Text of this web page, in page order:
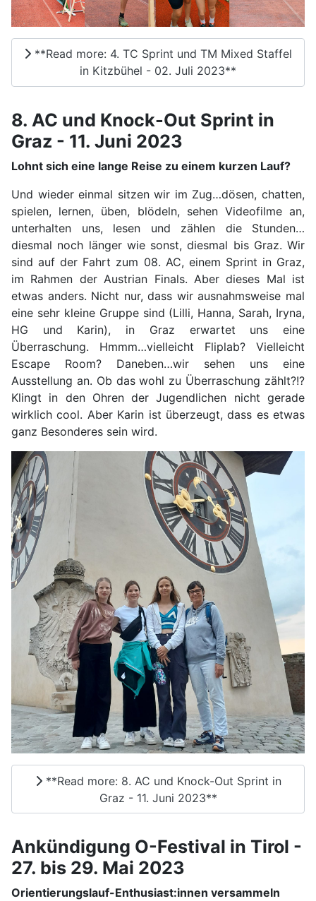
**Read more: 4. TC Sprint und TM Mixed Staffel
in Kitzbühel - 02. Juli 2023**
8. AC und Knock-Out Sprint in
Graz - 11. Juni 2023
Lohnt sich eine lange Reise zu einem kurzen Lauf?
Und wieder einmal sitzen wir im Zug…dösen, chatten,
spielen, lernen, üben, blödeln, sehen Videofilme an,
unterhalten uns, lesen und zählen die Stunden…
diesmal noch länger wie sonst, diesmal bis Graz. Wir
sind auf der Fahrt zum 08. AC, einem Sprint in Graz,
im Rahmen der Austrian Finals. Aber dieses Mal ist
etwas anders. Nicht nur, dass wir ausnahmsweise mal
eine sehr kleine Gruppe sind (Lilli, Hanna, Sarah, Iryna,
HG und Karin), in Graz erwartet uns eine
Überraschung. Hmmm…vielleicht Fliplab? Vielleicht
Escape Room? Daneben…wir sehen uns eine
Ausstellung an. Ob das wohl zu Überraschung zählt?!?
Klingt in den Ohren der Jugendlichen nicht gerade
wirklich cool. Aber Karin ist überzeugt, dass es etwas
ganz Besonderes sein wird.
**Read more: 8. AC und Knock-Out Sprint in
Graz - 11. Juni 2023**
Ankündigung O-Festival in Tirol -
27. bis 29. Mai 2023
Orientierungslauf-Enthusiast:innen versammeln